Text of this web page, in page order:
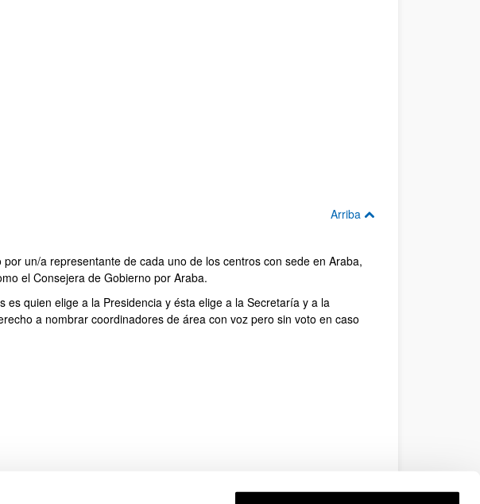
Arriba
un/a representante de cada uno de los centros con sede en Araba,
el Consejera de Gobierno por Araba.
es quien elige a la Presidencia y ésta elige a la Secretaría y a la
a nombrar coordinadores de área con voz pero sin voto en caso